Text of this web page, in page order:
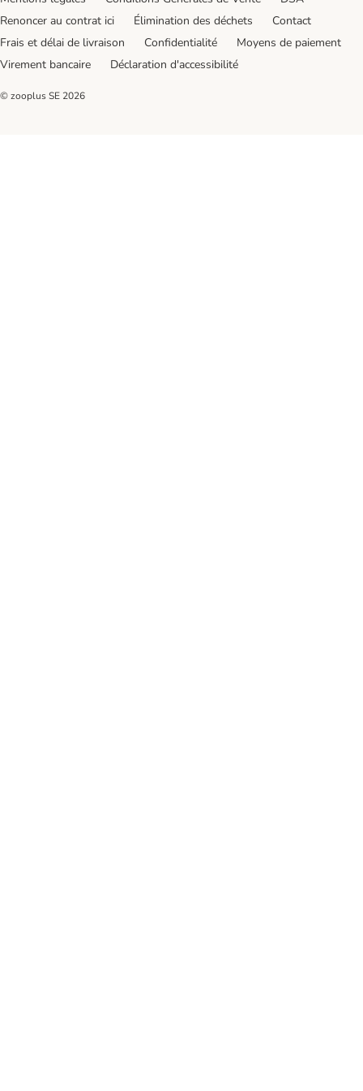
Renoncer au contrat ici
Élimination des déchets
Contact
Frais et délai de livraison
Confidentialité
Moyens de paiement
Virement bancaire
Déclaration d'accessibilité
© zooplus SE 2026